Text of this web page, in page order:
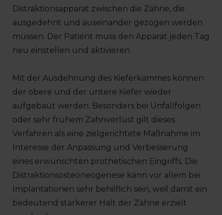
Distraktionsapparat zwischen die Zähne, die
ausgedehnt und auseinander gezogen werden
müssen. Der Patient muss den Apparat jeden Tag
neu einstellen und aktivieren.
Mit der Ausdehnung des Kieferkammes können
der obere und der untere Kiefer wieder
aufgebaut werden. Besonders bei Unfallfolgen
oder sehr frühem Zahnverlust gilt dieses
Verfahren als eine zielgerichtete Maßnahme im
Interesse der Anpassung und Verbesserung
eines erwünschten prothetischen Eingriffs. Die
Distraktionsosteoneogenese kann vor allem bei
Implantationen sehr behilflich sein, weil damit ein
bedeutend stärkerer Halt der Zähne erzielt